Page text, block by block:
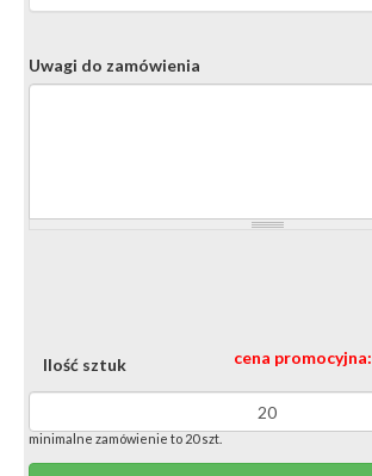
Uwagi do zamówienia
Ilość sztuk
minimalne zamówienie to 20 szt.
cena promocyjna: